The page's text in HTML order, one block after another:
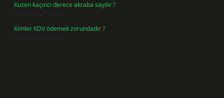
Kuzen kaçıncı derece akraba sayılır ?
Temmuz 27, 2026
Kimler KDV ödemek zorundadır ?
Temmuz 25, 2026